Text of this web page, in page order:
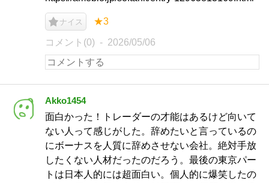
ナイス ★3
コメント(0) 2026/05/06
Akko1454
面白かった！トレーダーの才能はあるけど向いて
ない人って感じがした。辞めたいと言っているの
にボーナスを人質に辞めさせない会社。絶対手放
したくない人材だったのだろう。最後の東京パー
トは日本人的には超面白い。個人的に爆笑したの